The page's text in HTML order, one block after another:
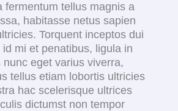
fermentum tellus magnis a
habitasse netus sapien
Torquent inceptos dui
mi et penatibus, ligula in
eget varius viverra,
tellus etiam lobortis ultricies
hac scelerisque ultrices
dictumst non tempor